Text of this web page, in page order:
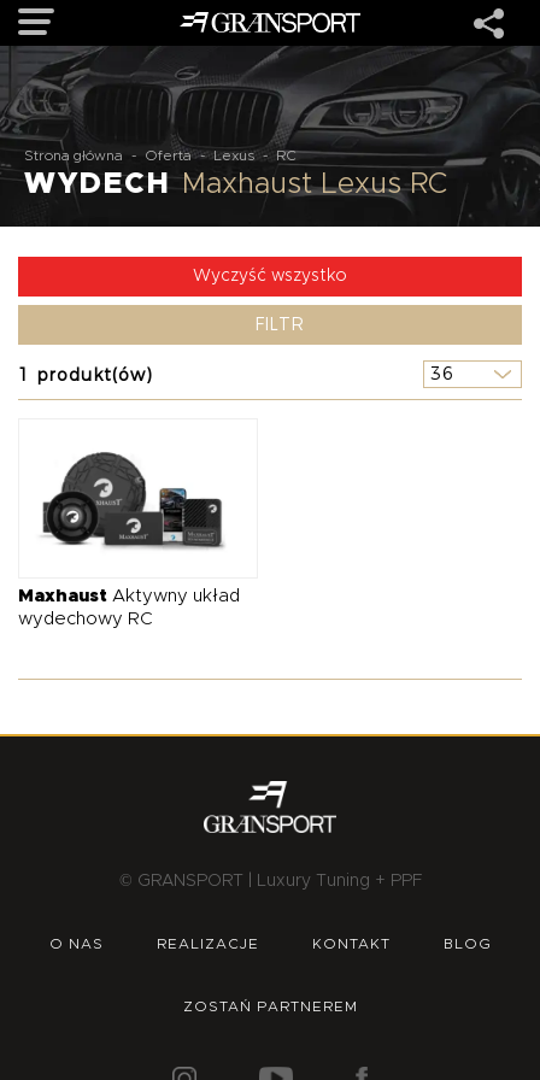
OFERTA
MARKI
O NAS
OFERTA
Strona główna - Oferta - Lexus - RC
WYDECHMaxhaust Lexus RC
Wyczyść wszystko
FILTR
1 produkt(ów)
Maxhaust Aktywny układ
wydechowy RC
© GRANSPORT | Luxury Tuning + PPF
O NAS REALIZACJE KONTAKT BLOG
ZOSTAŃ PARTNEREM